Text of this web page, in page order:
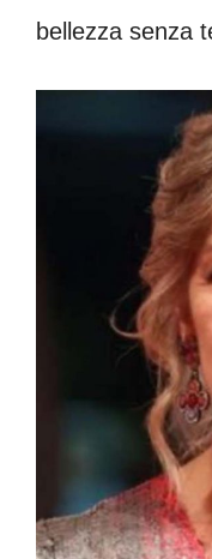
bellezza senza